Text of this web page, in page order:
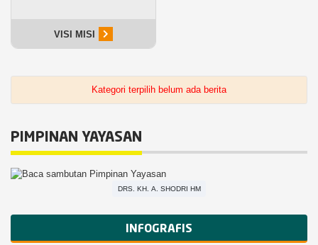
VISI MISI
Kategori terpilih belum ada berita
PIMPINAN YAYASAN
DRS. KH. A. SHODRI HM
INFOGRAFIS